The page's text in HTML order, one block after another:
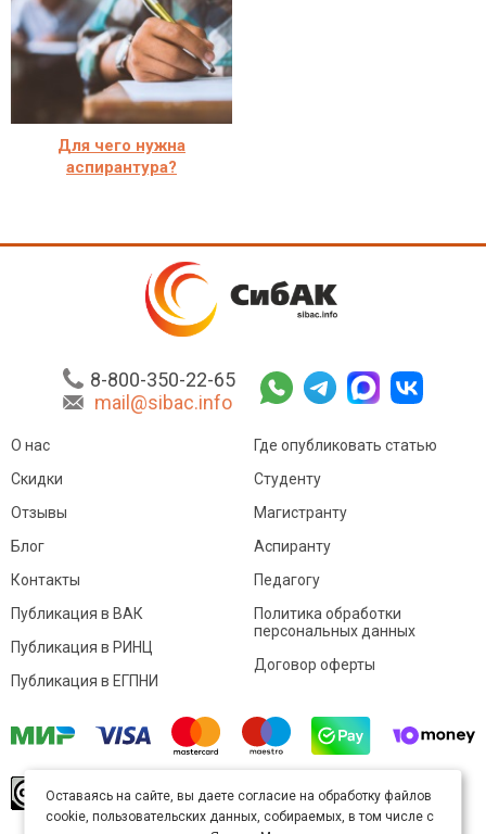
Для чего нужна
аспирантура?
8-800-350-22-65
mail@sibac.info
О нас
Скидки
Отзывы
Блог
Контакты
Где опубликовать статью
Студенту
Магистранту
Аспиранту
Педагогу
Публикация в ВАК
Публикация в РИНЦ
Публикация в ЕГПНИ
Политика обработки
персональных данных
Договор оферты
произведение доступно полицензии Creative
Commons «Attribution» («Атрибуция») 4.0
Оставаясь на сайте, вы даете согласие на обработку файлов
cookie, пользовательских данных, собираемых, в том числе с